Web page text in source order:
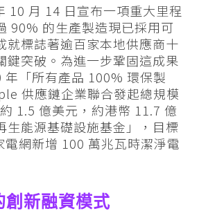
10 月 14 日宣布一項重大里程
90% 的生產製造現已採用可
就標誌著逾百家本地供應商十
鍵突破。為進一步鞏固這成果
年「所有產品 100% 環保製
供應鏈企業聯合發起總規模
1.5 億美元，約港幣 11.7 億
生能源基礎設施基金」，目標
網新增 100 萬兆瓦時潔淨電
創新融資模式